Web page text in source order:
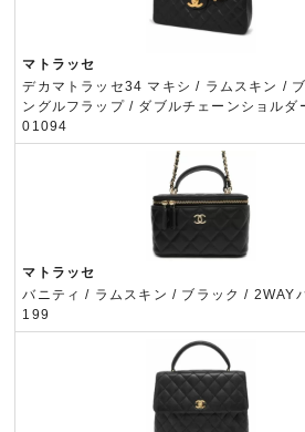
マトラッセ
デカマトラッセ34 マキシ / ラムスキン /
ングルフラップ / ダブルチェーンショルダ
01094
マトラッセ
バニティ / ラムスキン / ブラック / 2WAY
199